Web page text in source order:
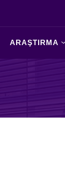
ARAŞTIRMA